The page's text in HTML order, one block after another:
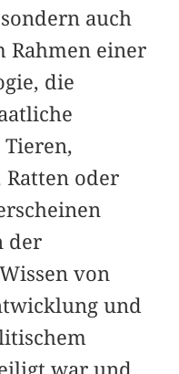
auch
einer
die
oder
der
von
und